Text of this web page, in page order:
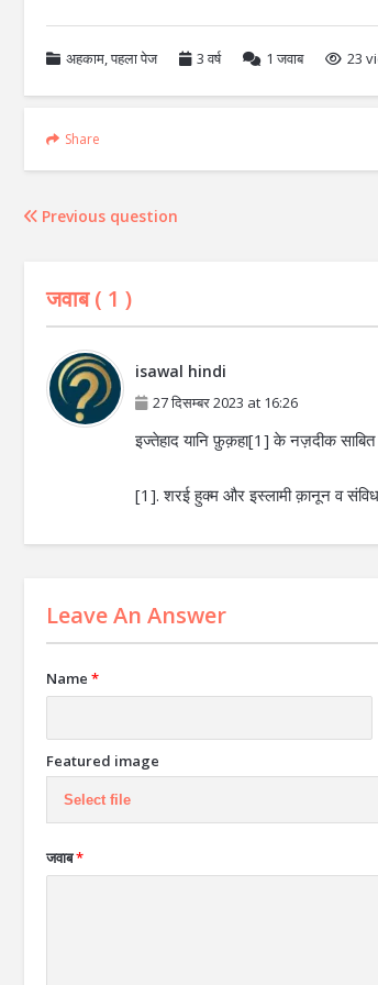
अहकाम,पहला पेज 3 वर्ष 1 जवाब 23
Share
Previous question
जवाब ( 1 )
isawal hindi
27 दिसम्बर 2023 at 16:26
इज्तेहाद यानि फ़ुक़हा[1] के नज़दीक
[1]. शरई हुक्म और इस्लामी क़ानून व
Leave An Answer
Name *
Featured image
Select file
जवाब*